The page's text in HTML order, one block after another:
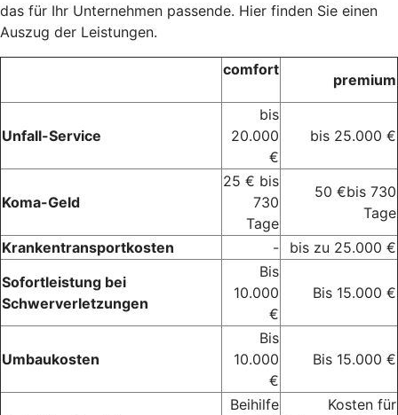
das für Ihr Unternehmen passende. Hier finden Sie einen
Auszug der Leistungen.
comfort
premium
Unfall-Service
bis
20.000
€
bis 25.000 €
Koma-Geld
25 € bis
730
Tage
50 €bis 730
Tage
Krankentransportkosten
-
bis zu 25.000 €
Sofortleistung bei
Schwerverletzungen
Bis
10.000
€
Bis 15.000 €
Umbaukosten
Bis
10.000
€
Bis 15.000 €
Beihilfe
Kosten für